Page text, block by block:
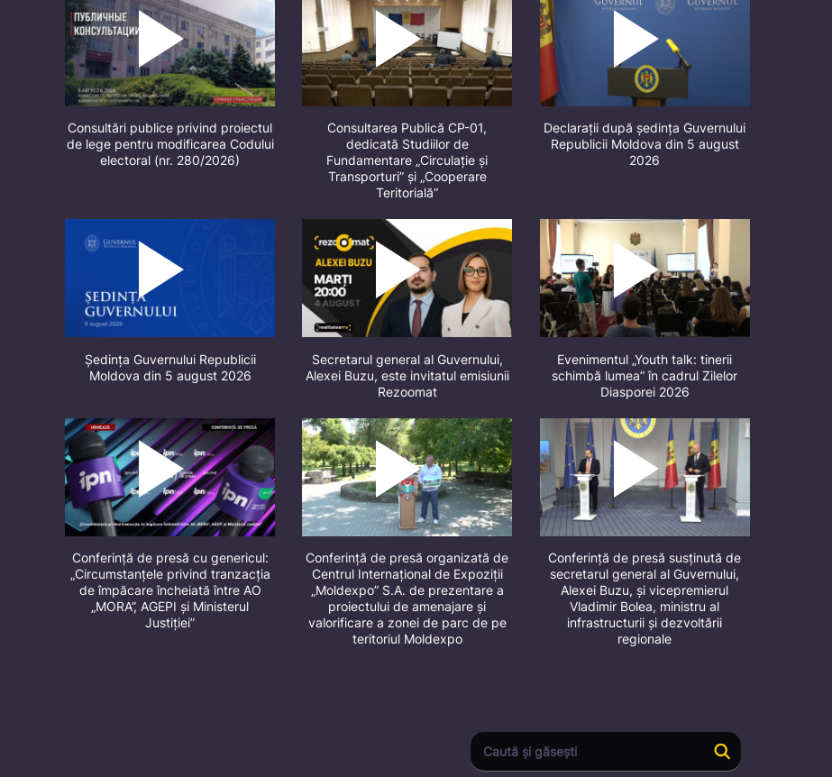
Consultări publice privind proiectul
de lege pentru modificarea Codului
electoral (nr. 280/2026)
Consultarea Publică CP-01,
dedicată Studiilor de
Fundamentare „Circulație și
Transporturi” și „Cooperare
Teritorială”
Declarații după ședința Guvernului
Republicii Moldova din 5 august
2026
Ședința Guvernului Republicii
Moldova din 5 august 2026
Secretarul general al Guvernului,
Alexei Buzu, este invitatul emisiunii
Rezoomat
Evenimentul „Youth talk: tinerii
schimbă lumea” în cadrul Zilelor
Diasporei 2026
Conferință de presă cu genericul:
„Circumstanțele privind tranzacția
de împăcare încheiată între AO
„MORA”, AGEPI și Ministerul
Justiției”
Conferință de presă organizată de
Centrul Internațional de Expoziții
„Moldexpo” S.A. de prezentare a
proiectului de amenajare și
valorificare a zonei de parc de pe
teritoriul Moldexpo
Conferință de presă susținută de
secretarul general al Guvernului,
Alexei Buzu, și vicepremierul
Vladimir Bolea, ministru al
infrastructurii și dezvoltării
regionale